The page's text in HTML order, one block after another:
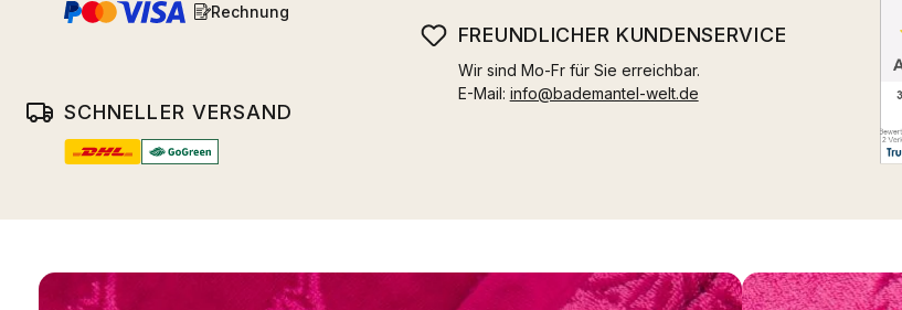
Rechnung
SCHNELLER VERSAND
FREUNDLICHER KUNDENSERVICE
Wir sind Mo-Fr für Sie erreichbar.
E-Mail: info@bademantel-welt.de